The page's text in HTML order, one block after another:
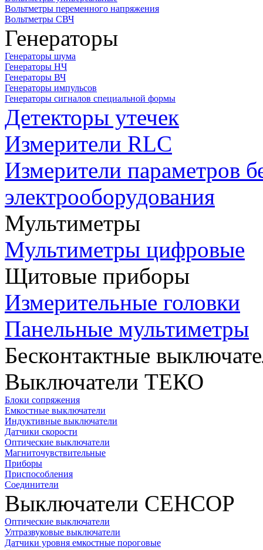
Вольтметры переменного напряжения
Вольтметры СВЧ
Генераторы
Генераторы шума
Генераторы НЧ
Генераторы ВЧ
Генераторы импульсов
Генераторы сигналов специальной формы
Детекторы утечек
Измерители RLC
Измерители параметров
электрооборудования
Мультиметры
Мультиметры цифровые
Щитовые приборы
Измерительные головки
Панельные мультиметры
Бесконтактные
Выключатели ТЕКО
Блоки сопряжения
Емкостные выключатели
Индуктивные выключатели
Датчики скорости
Оптические выключатели
Магниточувствительные
Приборы
Приспособления
Соединители
Выключатели СЕНСОР
Оптические выключатели
Ултразвуковые выключатели
Датчики уровня емкостные пороговые